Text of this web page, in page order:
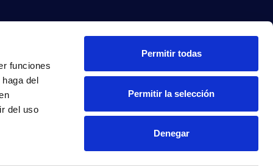
funciones
del
del uso
Permitir todas
Permitir la selección
Denegar